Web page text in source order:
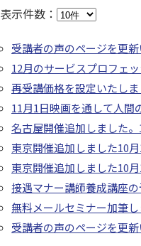
表示件数：
受講者の声のページを更新
12月のサービスプロフェ
再受講価格を設定いたしま
11月1日映画を通して人間
名古屋開催追加しました。
東京開催追加しました10
東京開催追加しました10
接遇マナー講師養成講座
無料メールセミナー加筆
受講者の声のページを更新